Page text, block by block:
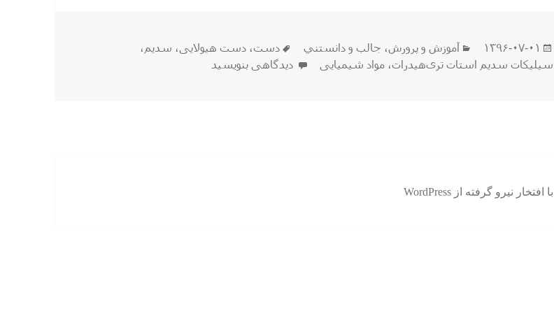
ارسال
شده
۱۳۹۶-۰۷-۰۱ دسته‌ها
آموزش و پرورش، جالب و دانستني برچسب‌ها
دست،دست هیولایی، سدیم ،
سیلیکات سدیم استات تری‌هیدرات،مواد شیمیایی برای دست هیولایی با مواد شیمیایی
دیدگاهی بنویسید
با افتخار نیرو گرفته از WordPress